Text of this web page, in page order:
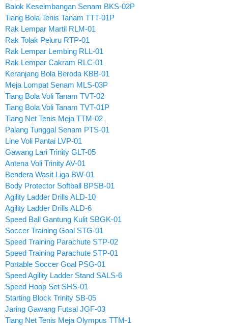
Balok Keseimbangan Senam BKS-02P
Tiang Bola Tenis Tanam TTT-01P
Rak Lempar Martil RLM-01
Rak Tolak Peluru RTP-01
Rak Lempar Lembing RLL-01
Rak Lempar Cakram RLC-01
Keranjang Bola Beroda KBB-01
Meja Lompat Senam MLS-03P
Tiang Bola Voli Tanam TVT-02
Tiang Bola Voli Tanam TVT-01P
Tiang Net Tenis Meja TTM-02
Palang Tunggal Senam PTS-01
Line Voli Pantai LVP-01
Gawang Lari Trinity GLT-05
Antena Voli Trinity AV-01
Bendera Wasit Liga BW-01
Body Protector Softball BPSB-01
Agility Ladder Drills ALD-10
Agility Ladder Drills ALD-6
Speed Ball Gantung Kulit SBGK-01
Soccer Training Goal STG-01
Speed Training Parachute STP-02
Speed Training Parachute STP-01
Portable Soccer Goal PSG-01
Speed Agility Ladder Stand SALS-6
Speed Hoop Set SHS-01
Starting Block Trinity SB-05
Jaring Gawang Futsal JGF-03
Tiang Net Tenis Meja Olympus TTM-1